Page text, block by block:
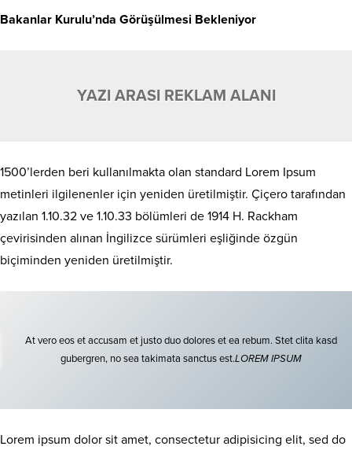
Bakanlar Kurulu’nda Görüşülmesi Bekleniyor
YAZI ARASI REKLAM ALANI
1500’lerden beri kullanılmakta olan standard Lorem Ipsum
metinleri ilgilenenler için yeniden üretilmiştir. Çiçero tarafından
yazılan 1.10.32 ve 1.10.33 bölümleri de 1914 H. Rackham
çevirisinden alınan İngilizce sürümleri eşliğinde özgün
biçiminden yeniden üretilmiştir.
At vero eos et accusam et justo duo dolores et ea rebum. Stet clita kasd
gubergren, no sea takimata sanctus est.LOREM IPSUM
Lorem ipsum dolor sit amet, consectetur adipisicing elit, sed do